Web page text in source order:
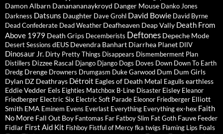
Damon Albarn Dananananaykroyd Danger Mouse Danko Jones
Darkness Datsuns Daughter Dave Grohl David Bowie David Byrne
Dead Confederate Dead Weather Deafheaven Deap Vally Death From
Above 1979 Death Grips Decemberists Deftones Depeche Mode
Desert Sessions dEUS Devendra Banhart Diarrhea Planet DIIV
Dinosaur Jr. Dirty Pretty Things Disappears Dismemberment Plan
Distillers Dizzee Rascal Django Django Dogs Doves Down Down To Earth
Dredg Drenge Drowners Drumgasm Duke Garwood Dum Dum Girls
Dylan DZ Deathrays Détroit Eagles of Death Metal Eagulls earthless
Eddie Vedder Eels Eighties Matchbox B-Line Disaster Eisley Eleanor
Friedberger Electric Six Electric Soft Parade Eleonor Friedberger Elliott
Smith EMA Eminem Evens Everlast Everything Everythingex-hex Faith
No More Fall Out Boy Fantomas Far Fatboy Slim Fat Goth Fauve Feeder
Fidlar First Aid Kit Fishboy Fistful of Mercyfka twigs Flaming Lips Foals